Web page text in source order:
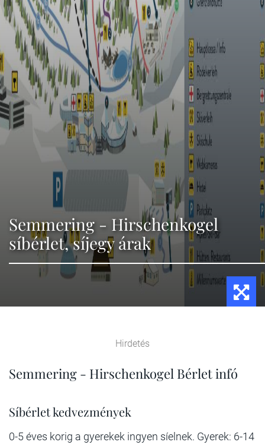
Semmering - Hirschenkogel
síbérlet, síjegy árak
Hirdetés
Semmering - Hirschenkogel Bérlet infó
Síbérlet kedvezmények
0-5 éves korig a gyerekek ingyen síelnek. Gyerek: 6-14